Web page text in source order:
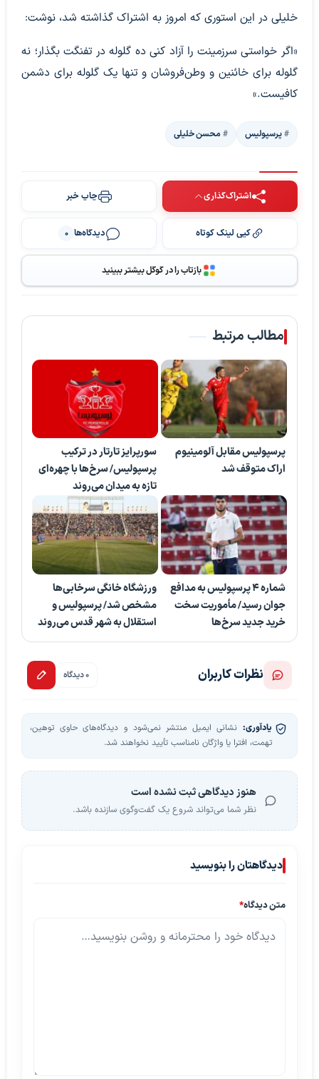
خلیلی در این استوری که امروز به اشتراک گذاشته شد، نوشت:
«اگر خواستی سرزمینت را آزاد کنی ده گلوله در تفنگت بگذار؛ نه
گلوله برای خائنین و وطن‌فروشان و تنها یک گلوله برای دشمن
کافیست.»
پرسپولیس محسن خلیلی
اشتراک‌گذاری چاپ خبر
کپی لینک کوتاه دیدگاه‌ها 0
بازتاب را در گوگل بیشتر ببینید
مطالب مرتبط
پرسپولیس مقابل آلومینیوم
اراک متوقف شد
سورپرایز تارتار در ترکیب
پرسپولیس/ سرخ‌ها با چهره‌ای
تازه به میدان می‌روند
شماره ۴ پرسپولیس به مدافع
جوان رسید/ مأموریت سخت
خرید جدید سرخ‌ها
ورزشگاه خانگی سرخابی‌ها
مشخص شد/ پرسپولیس و
استقلال به شهر قدس می‌روند
نظرات کاربران 0 دیدگاه
یادآوری: نشانی ایمیل منتشر نمی‌شود و دیدگاه‌های حاوی توهین،
تهمت، افترا یا واژگان نامناسب تأیید نخواهند شد.
هنوز دیدگاهی ثبت نشده است
نظر شما می‌تواند شروع یک گفت‌وگوی سازنده باشد.
دیدگاهتان را بنویسید
متن دیدگاه*